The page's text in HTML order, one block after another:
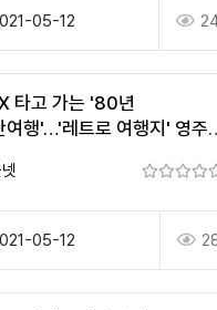
05-12
타고 가는 '80년
여행'…'레트로 여행지' 영주
05-12